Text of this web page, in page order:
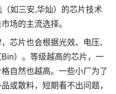
如三安,华灿）的芯片技术
场的主流选择。
芯片也会根据光效、电压、
）。等级越高的芯片，一
自然也越高。一些小厂为了
或散料，短期看不出问题，